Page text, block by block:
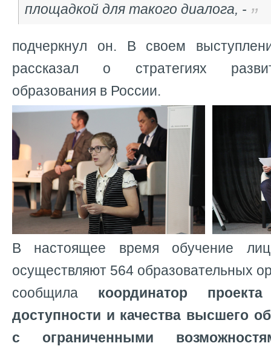
площадкой для такого диалога, -
подчеркнул он. В своем
рассказал о стратегиях
образования в России.
В настоящее время обучение
осуществляют 564 образовательных
сообщила координатор
доступности и качества высшего
с ограниченными